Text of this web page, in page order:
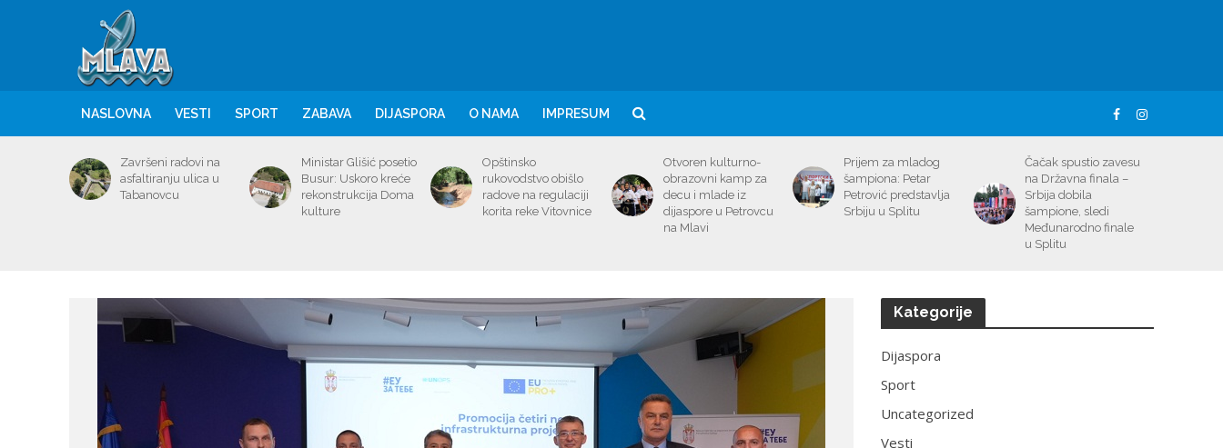
NASLOVNA VESTI SPORT ZABAVA DIJASPORA O NAMA IMPRESUM
Završeni radovi na
asfaltiranju ulica u
Tabanovcu
Ministar Glišić posetio
Busur: Uskoro kreće
rekonstrukcija Doma
kulture
Opštinsko
rukovodstvo obišlo
radove na regulaciji
korita reke Vitovnice
Otvoren kulturno-
obrazovni kamp za
decu i mlade iz
dijaspore u Petrovcu
na Mlavi
Prijem za mladog
šampiona: Petar
Petrović predstavlja
Srbiju u Splitu
Čačak spustio zavesu
na Državna finala –
Srbija dobila
šampione, sledi
Međunarodno finale
u Splitu
Kategorije
Dijaspora
Sport
Uncategorized
Vesti